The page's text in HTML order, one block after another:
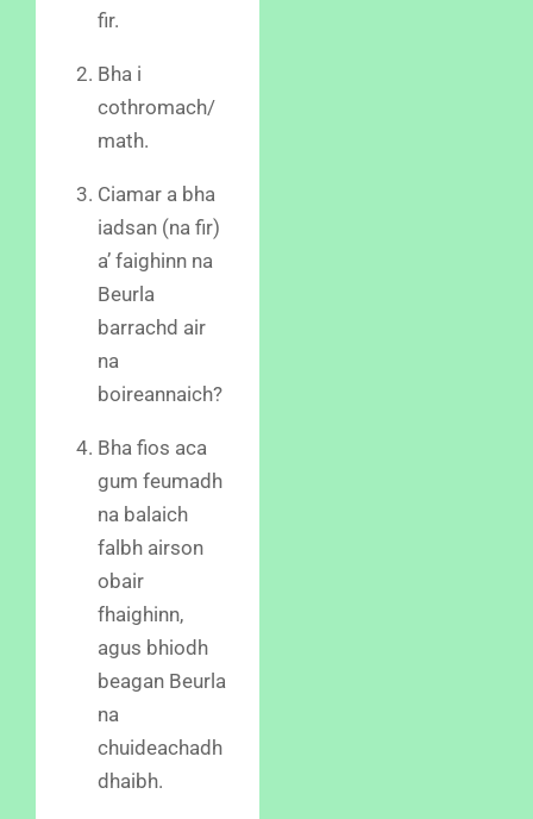
fir.
Bha i
cothromach/
math.
Ciamar a bha
iadsan (na fir)
a’ faighinn na
Beurla
barrachd air
na
boireannaich?
Bha fios aca
gum feumadh
na balaich
falbh airson
obair
fhaighinn,
agus bhiodh
beagan Beurla
na
chuideachadh
dhaibh.